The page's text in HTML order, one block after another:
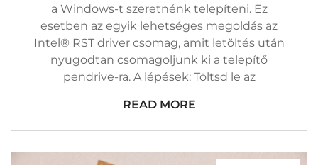
a Windows-t szeretnénk telepíteni. Ez
esetben az egyik lehetséges megoldás az
Intel® RST driver csomag, amit letöltés után
nyugodtan csomagoljunk ki a telepítő
pendrive-ra. A lépések: Töltsd le az
READ MORE